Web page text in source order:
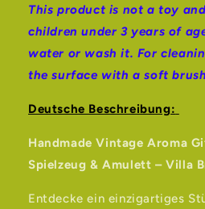
This product is not a toy
children under 3 years of
water or wash it. For
the surface with a soft
Deutsche Beschreibung:
Handmade Vintage Aroma
Spielzeug & Amulett – Villa
Entdecke ein einzigartiges